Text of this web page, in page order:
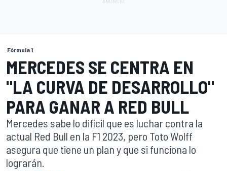
Fórmula 1
MERCEDES SE CENTRA EN
"LA CURVA DE DESARROLLO"
PARA GANAR A RED BULL
Mercedes sabe lo difícil que es luchar contra la
actual Red Bull en la F1 2023, pero Toto Wolff
asegura que tiene un plan y que si funciona lo
lograrán.